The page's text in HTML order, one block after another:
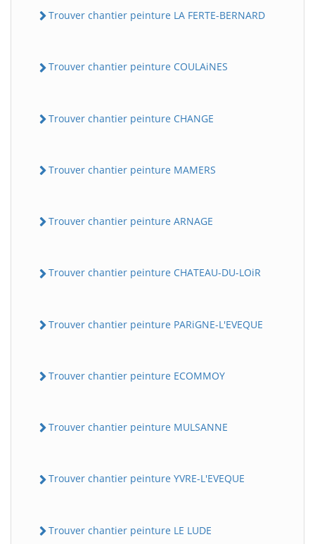
Trouver chantier peinture LA FERTE-BERNARD
Trouver chantier peinture COULAiNES
Trouver chantier peinture CHANGE
Trouver chantier peinture MAMERS
Trouver chantier peinture ARNAGE
Trouver chantier peinture CHATEAU-DU-LOiR
Trouver chantier peinture PARiGNE-L'EVEQUE
Trouver chantier peinture ECOMMOY
Trouver chantier peinture MULSANNE
Trouver chantier peinture YVRE-L'EVEQUE
Trouver chantier peinture LE LUDE